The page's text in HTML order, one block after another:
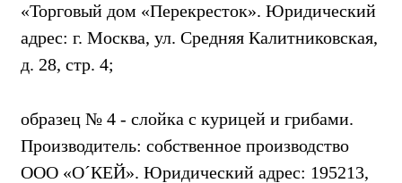
«Торговый дом «Перекресток». Юридический
адрес: г. Москва, ул. Средняя Калитниковская,
д. 28, стр. 4;
образец № 4 - слойка с курицей и грибами.
Производитель: собственное производство
ООО «О´КЕЙ». Юридический адрес: 195213,